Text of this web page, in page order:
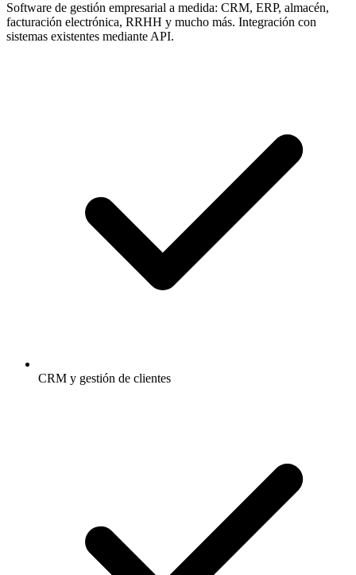
Software de gestión empresarial a medida: CRM, ERP, almacén,
facturación electrónica, RRHH y mucho más. Integración con
sistemas existentes mediante API.
CRM y gestión de clientes